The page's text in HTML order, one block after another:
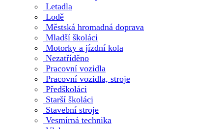
Letadla
Lodě
Městská hromadná doprava
Mladší školáci
Motorky a jízdní kola
Nezatříděno
Pracovní vozidla
Pracovní vozidla, stroje
Předškoláci
Starší školáci
Stavební stroje
Vesmírná technika